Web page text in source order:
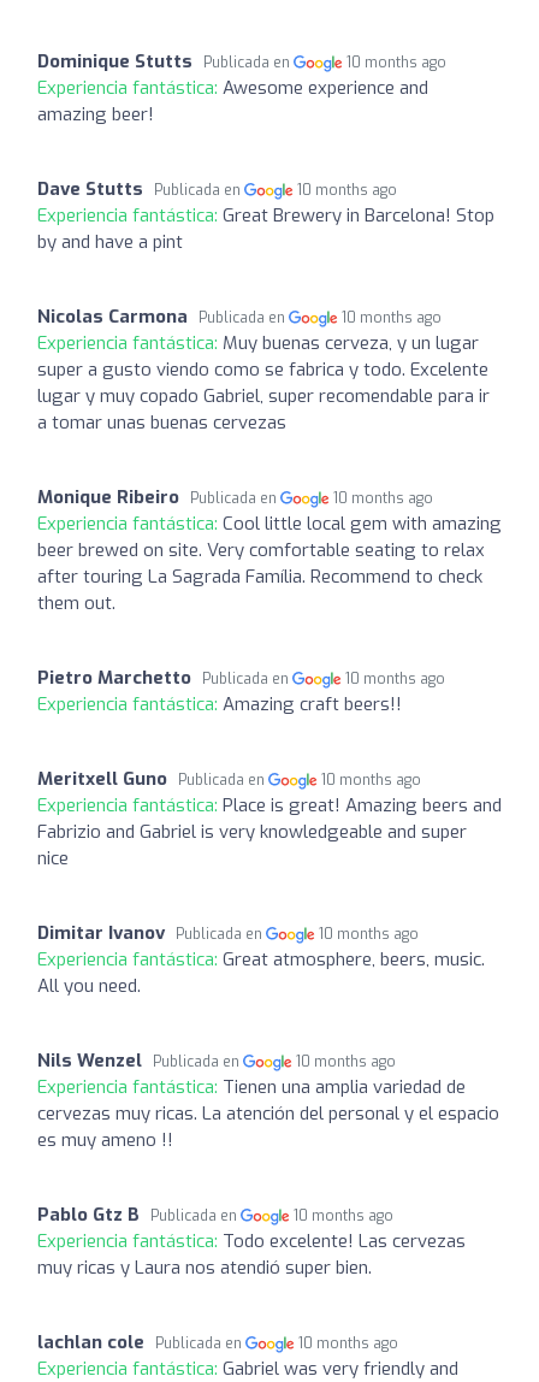
Dominique Stutts Publicada en 10 months ago
Experiencia fantástica: Awesome experience and
amazing beer!
Dave Stutts Publicada en 10 months ago
Experiencia fantástica: Great Brewery in Barcelona! Stop
by and have a pint
Nicolas Carmona Publicada en 10 months ago
Experiencia fantástica: Muy buenas cerveza, y un lugar
super a gusto viendo como se fabrica y todo. Excelente
lugar y muy copado Gabriel, super recomendable para ir
a tomar unas buenas cervezas
Monique Ribeiro Publicada en 10 months ago
Experiencia fantástica: Cool little local gem with amazing
beer brewed on site. Very comfortable seating to relax
after touring La Sagrada Família. Recommend to check
them out.
Pietro Marchetto Publicada en 10 months ago
Experiencia fantástica: Amazing craft beers!!
Meritxell Guno Publicada en 10 months ago
Experiencia fantástica: Place is great! Amazing beers and
Fabrizio and Gabriel is very knowledgeable and super
nice
Dimitar Ivanov Publicada en 10 months ago
Experiencia fantástica: Great atmosphere, beers, music.
All you need.
Nils Wenzel Publicada en 10 months ago
Experiencia fantástica: Tienen una amplia variedad de
cervezas muy ricas. La atención del personal y el espacio
es muy ameno !!
Pablo Gtz B Publicada en 10 months ago
Experiencia fantástica: Todo excelente! Las cervezas
muy ricas y Laura nos atendió super bien.
lachlan cole Publicada en 10 months ago
Experiencia fantástica: Gabriel was very friendly and